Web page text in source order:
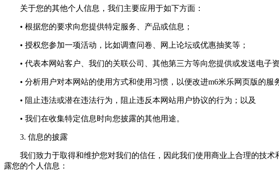
关于您的其他个人信息，我们主要应用于如下方面：
• 根据您的要求向您提供特定服务、产品或信息；
• 授权您参加一项活动，比如调查问卷、网上论坛或优惠抽奖等；
• 代表本网站客户、我们的关联公司、其他第三方等向您提供或发送电子
• 分析用户对本网站的使用方式和使用习惯，以便改进m6米乐网页版的服
• 阻止违法或潜在违法行为，阻止违反本网站用户协议的行为；以及
• 我们在收集特定信息时向您披露的其他用途。
3. 信息的披露
我们致力于取得和维护您对我们的信任，因此我们使用商业上合理的技术
露您的个人信息：